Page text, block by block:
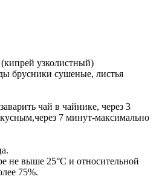
узколистный)
брусники сушеные, листья
чай в чайнике, через 3
7 минут-максимально
не выше 25°С и относительной
75%.